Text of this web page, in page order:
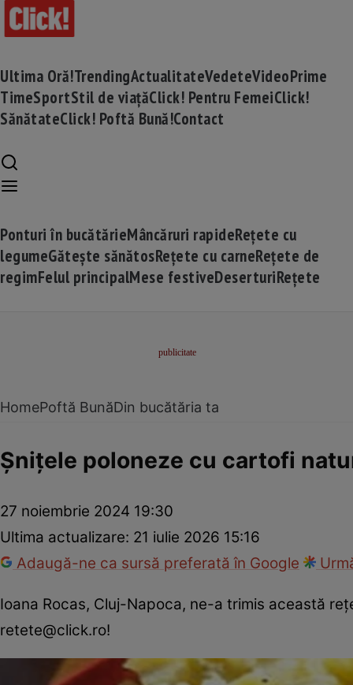
Ultima Oră!TrendingActualitateVedeteVideoPrime
TimeSportStil de viațăClick! Pentru FemeiClick!
SănătateClick! Poftă Bună!Contact
Ponturi în bucătărieMâncăruri rapideRețete cu
legumeGătește sănătosRețete cu carneRețete de
regimFelul principalMese festiveDeserturiRețete
HomePoftă BunăDin bucătăria ta
Șnițele poloneze cu cartofi
27 noiembrie 2024 19:30
Ultima actualizare: 21 iulie 2026 15:16
Adaugă-ne ca sursă preferată în Google
Ioana Rocas, Cluj-Napoca, ne-a trimis această
retete@click.ro!